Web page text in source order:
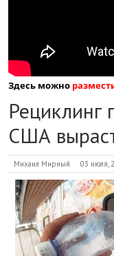
Здесь можно
Рециклинг
США
Михаил Мирный 03 июля,